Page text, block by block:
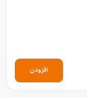
افزودن